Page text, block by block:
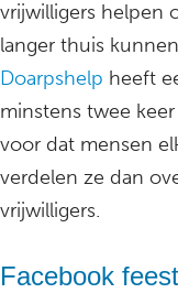
vrijwilligers helpen
langer thuis
Doarpshelp heeft
minstens twee
voor dat mensen
verdelen ze dan
vrijwilligers.
Facebook